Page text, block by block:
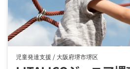
児童発達支援 / 大阪府堺市堺区